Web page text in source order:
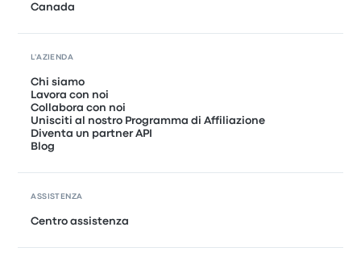
Canada
L'AZIENDA
Chi siamo
Lavora con noi
Collabora con noi
Unisciti al nostro Programma di Affiliazione
Diventa un partner API
Blog
ASSISTENZA
Centro assistenza